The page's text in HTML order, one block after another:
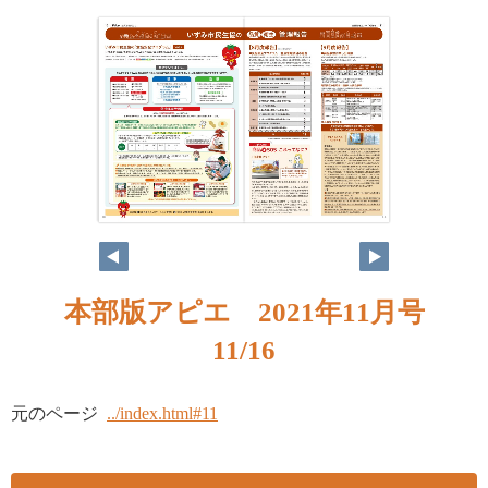
10 11
本部版アピエ 2021年11月号
11/16
元のページ ../index.html#11